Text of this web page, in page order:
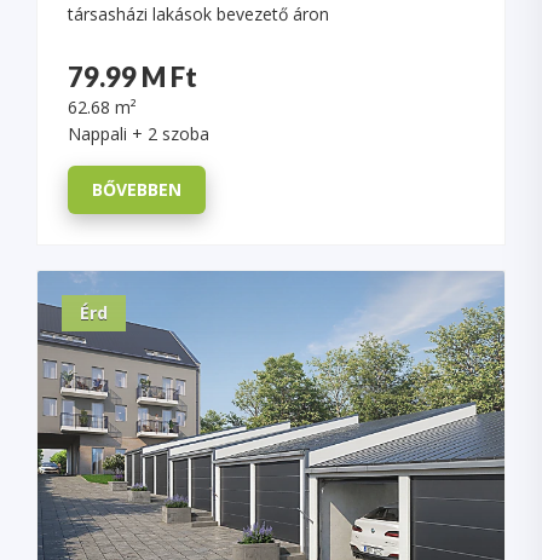
társasházi lakások bevezető áron
79.99 M Ft
62.68 m²
Nappali + 2 szoba
BŐVEBBEN
Érd